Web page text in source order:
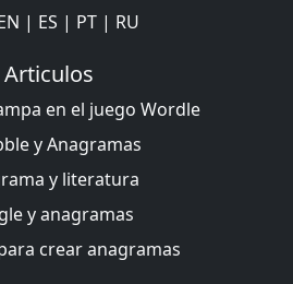
| ES | PT | RU
Articulos
en el juego Wordle
y Anagramas
y literatura
y anagramas
crear anagramas